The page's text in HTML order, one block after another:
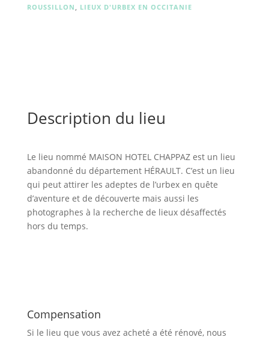
ROUSSILLON , LIEUX D'URBEX EN OCCITANIE
Description du lieu
Le lieu nommé MAISON HOTEL CHAPPAZ est un lieu
abandonné du département HÉRAULT. C’est un lieu
qui peut attirer les adeptes de l’urbex en quête
d’aventure et de découverte mais aussi les
photographes à la recherche de lieux désaffectés
hors du temps.
Compensation
Si le lieu que vous avez acheté a été rénové, nous